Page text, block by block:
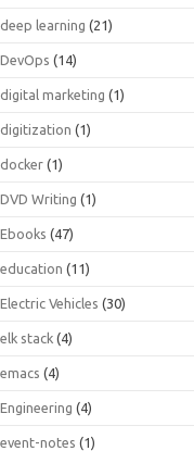
deep learning (21)
DevOps (14)
digital marketing (1)
digitization (1)
docker (1)
DVD Writing (1)
Ebooks (47)
education (11)
Electric Vehicles (30)
elk stack (4)
emacs (4)
Engineering (4)
event-notes (1)